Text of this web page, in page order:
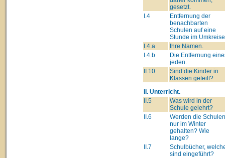
gesetzt.
I.4
Entfernung der
benachbarten
Schulen auf eine
Stunde im
I.4.a
Ihre Namen.
I.4.b
Die Entfernung
jeden.
II.10
Sind die Kinder in
Klassen geteilt?
II. Unterricht.
II.5
Was wird in der
Schule gelehrt?
II.6
Werden die Schulen
nur im Winter
gehalten? Wie
lange?
II.7
Schulbücher,
sind eingeführt?